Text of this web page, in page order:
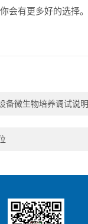
会有更多好的选择。
备微生物培养调试说明